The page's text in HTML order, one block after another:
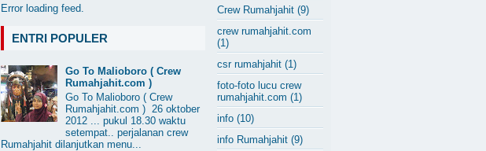
Error loading feed.
ENTRI POPULER
Go To Malioboro ( Crew
Rumahjahit.com )
Go To Malioboro ( Crew
Rumahjahit.com ) 26 oktober
2012 ... pukul 18.30 waktu
setempat.. perjalanan crew
Rumahjahit dilanjutkan menu...
Crew Rumahjahit (9)
crew rumahjahit.com
(1)
csr rumahjahit (1)
foto-foto lucu crew
rumahjahit.com (1)
info (10)
info Rumahjahit (9)